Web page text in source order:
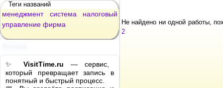
Теги названий
менеджмент система
налоговый
управление фирма
✨ VisitTime.ru — сервис,
который превращает запись в
понятный и быстрый процесс.
Не найдено ни одной работы,
2